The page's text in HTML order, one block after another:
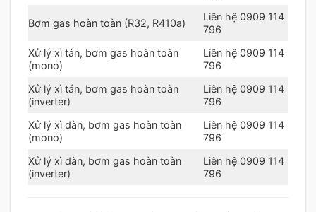
Bơm gas hoàn toàn (R32, R410a)
Liên hệ 0909 114
796
Xử lý xì tán, bơm gas hoàn toàn
(mono)
Liên hệ 0909 114
796
Xử lý xì tán, bơm gas hoàn toàn
(inverter)
Liên hệ 0909 114
796
Xử lý xì dàn, bơm gas hoàn toàn
(mono)
Liên hệ 0909 114
796
Xử lý xì dàn, bơm gas hoàn toàn
(inverter)
Liên hệ 0909 114
796